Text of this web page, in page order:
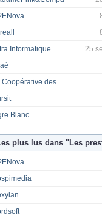
Informatique
25
Coopérative des
Blanc
plus lus dans "Les